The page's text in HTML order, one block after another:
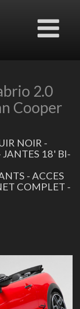
Ouvrir
le
2.0
Cooper
NOIR -
18' BI-
- ACCES
COMPLET -